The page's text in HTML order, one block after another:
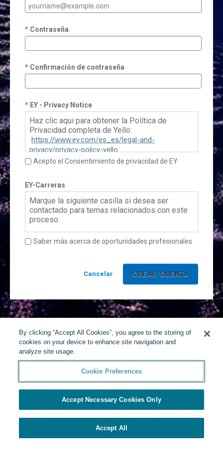
Contraseña
Confirmación de contraseña
EY - Privacy Notice
Haz clic aqui para obtener la Política de
Privacidad completa de Yello:
https://www.ey.com/es_es/legal-and-
privacy/privacy-policy-yello
Acepto el Consentimiento de privacidad de EY
EY-Carreras
Marque la siguiente casilla si desea ser
contactado para temas relacionados con este
proceso.
Saber más acerca de oportunidades profesionales
Cancelar
By clicking “Accept All Cookies”, you agree to the storing of
cookies on your device to enhance site navigation and
analyze site usage.
Cookie Preferences
Accept Necessary Cookies Only
Accept All